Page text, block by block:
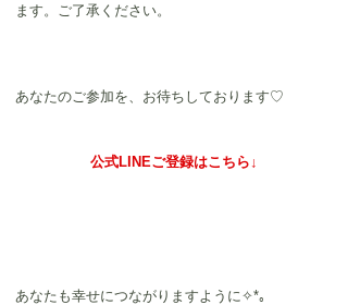
ます。ご了承ください。
あなたのご参加を、お待ちしております♡
公式LINEご登録はこちら↓
あなたも幸せにつながりますように✧*｡